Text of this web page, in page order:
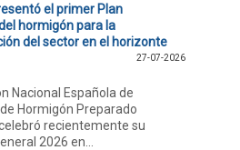
el primer Plan
hormigón para la
del sector en el horizonte
27-07-2026
Nacional Española de
Hormigón Preparado
recientemente su
2026 en...